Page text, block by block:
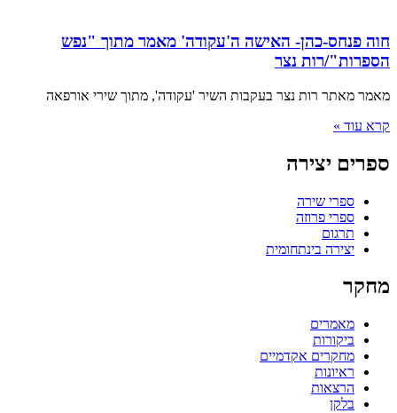
חוה פנחס-כהן- האישה ה'עקודה' מאמר מתוך "נפש
הספרות"/רות נצר
מאמר מאתר רות נצר בעקבות השיר 'עקודה', מתוך שירי אורפאה
קרא עוד »
ספרים יצירה
ספרי שירה
ספרי פרוזה
תרגום
יצירה בינתחומית
מחקר
מאמרים
ביקורות
מחקרים אקדמיים
ראיונות
הרצאות
בלקן